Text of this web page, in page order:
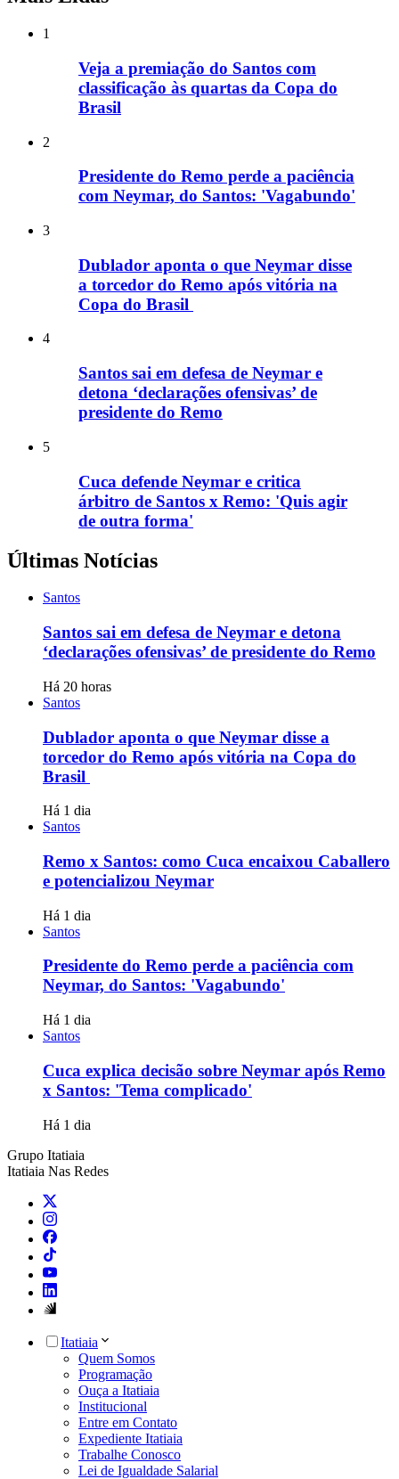
1
Veja a premiação do Santos com
classificação às quartas da Copa do
Brasil
2
Presidente do Remo perde a paciência
com Neymar, do Santos: 'Vagabundo'
3
Dublador aponta o que Neymar disse
a torcedor do Remo após vitória na
Copa do Brasil
4
Santos sai em defesa de Neymar e
detona ‘declarações ofensivas’ de
presidente do Remo
5
Cuca defende Neymar e critica
árbitro de Santos x Remo: 'Quis agir
de outra forma'
Últimas Notícias
Santos
Santos sai em defesa de Neymar e detona
‘declarações ofensivas’ de presidente do Remo
Há 20 horas
Santos
Dublador aponta o que Neymar disse a
torcedor do Remo após vitória na Copa do
Brasil
Há 1 dia
Santos
Remo x Santos: como Cuca encaixou Caballero
e potencializou Neymar
Há 1 dia
Santos
Presidente do Remo perde a paciência com
Neymar, do Santos: 'Vagabundo'
Há 1 dia
Santos
Cuca explica decisão sobre Neymar após Remo
x Santos: 'Tema complicado'
Há 1 dia
Grupo Itatiaia
Itatiaia Nas Redes
Itatiaia
Quem Somos
Programação
Ouça a Itatiaia
Institucional
Entre em Contato
Expediente Itatiaia
Trabalhe Conosco
Lei de Igualdade Salarial